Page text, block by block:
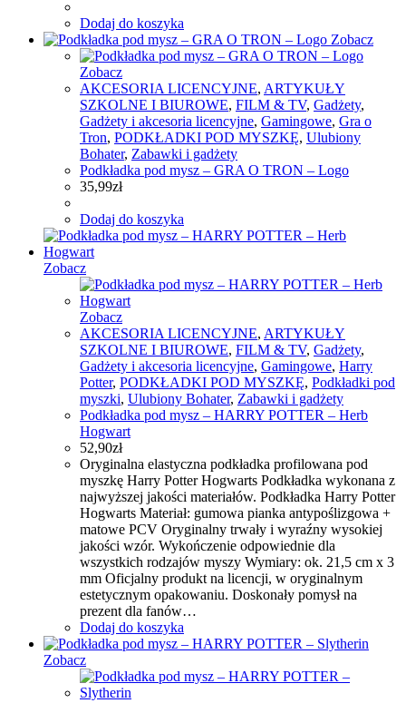
Dodaj do koszyka
Zobacz
Zobacz
AKCESORIA LICENCYJNE, ARTYKUŁY
SZKOLNE I BIUROWE, FILM & TV, Gadżety,
Gadżety i akcesoria licencyjne, Gamingowe, Gra o
Tron, PODKŁADKI POD MYSZKĘ, Ulubiony
Bohater, Zabawki i gadżety
Podkładka pod mysz – GRA O TRON – Logo
35,99zł
Dodaj do koszyka
Zobacz
Zobacz
AKCESORIA LICENCYJNE, ARTYKUŁY
SZKOLNE I BIUROWE, FILM & TV, Gadżety,
Gadżety i akcesoria licencyjne, Gamingowe, Harry
Potter, PODKŁADKI POD MYSZKĘ, Podkładki pod
myszki, Ulubiony Bohater, Zabawki i gadżety
Podkładka pod mysz – HARRY POTTER – Herb
Hogwart
52,90zł
Oryginalna elastyczna podkładka profilowana pod
myszkę Harry Potter Hogwarts Podkładka wykonana z
najwyższej jakości materiałów. Podkładka Harry Potter
Hogwarts Materiał: gumowa pianka antypoślizgowa +
matowe PCV Oryginalny trwały i wyraźny wysokiej
jakości wzór. Wykończenie odpowiednie dla
wszystkich rodzajów myszy Wymiary: ok. 21,5 cm x 3
mm Oficjalny produkt na licencji, w oryginalnym
estetycznym opakowaniu. Doskonały pomysł na
prezent dla fanów…
Dodaj do koszyka
Zobacz